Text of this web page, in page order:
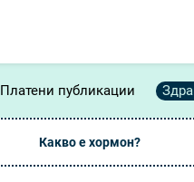
Платени публикации
Какво е хормон?